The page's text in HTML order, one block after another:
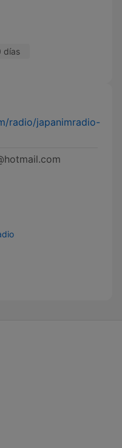
días
radio/japanimradio-